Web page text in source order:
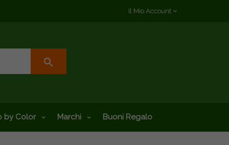
Il Mio Account
search
by Color Marchi Buoni Regalo